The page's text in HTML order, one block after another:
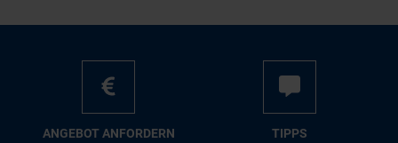
AN­GE­BOT AN­FOR­DERN TIPPS